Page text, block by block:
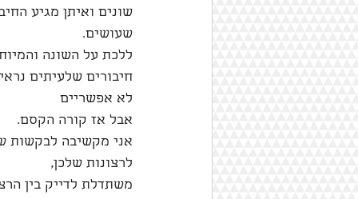
שונים ואיתן מגיע
שעושים.
ללכת על השונה
חיבורים שלעיתים
לא אפשריים
אבל אז קורה הקסם.
אני מקשיבה לבקשות
לרצונות שלכן,
משתדלת לדייק בין